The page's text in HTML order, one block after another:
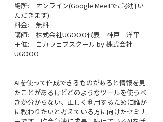
場所:　オンライン(Google Meetでご参加い
ただきます)
料金:　無料
講師:　株式会社UGOOO代表　神戸　洋平
主催:　自力ウェブスクール by 株式会社
UGOOO
AIを使って作成できるものがあると情報を見
たことがあるけどどのようなツールを使うべ
きか分からない、正しく利用するために誰か
に教わりたいと考えている方に向けたセミナ